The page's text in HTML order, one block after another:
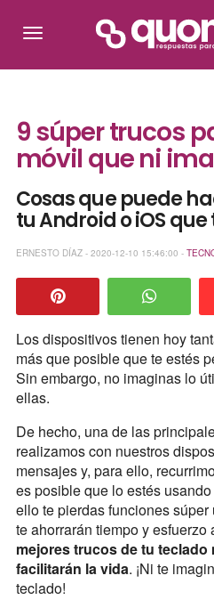
9 súper trucos
móvil que ni
Cosas que puede
tu Android o iOS
ERNESTO DÍAZ - 2020-12-10 15:46:00 -
Los dispositivos tienen hoy
más que posible que te estés
Sin embargo, no imaginas lo
ellas.
De hecho, una de las
realizamos con nuestros
mensajes y, para ello,
es posible que lo estés
ello te pierdas funciones
te ahorrarán tiempo y esfuerzo
mejores trucos de tu teclado
facilitarán la vida. ¡Ni te
teclado!